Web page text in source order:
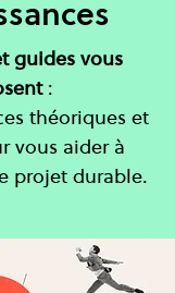
guides vous
:
théoriques et
vous aider à
projet durable.